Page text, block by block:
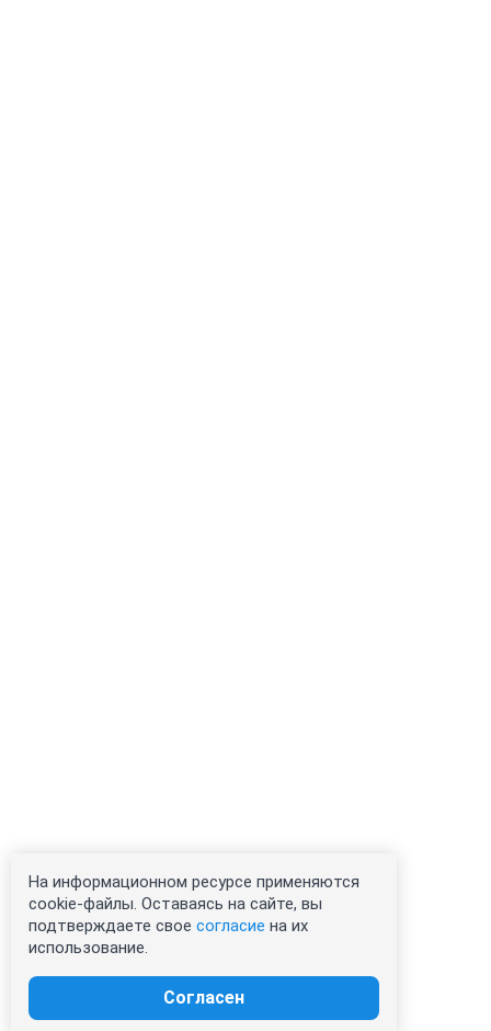
На информационном ресурсе применяются
cookie-файлы. Оставаясь на сайте, вы
подтверждаете свое согласие на их
использование.
Согласен